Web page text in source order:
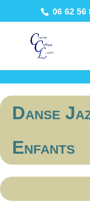
Warning: Constant
/htdocs/wp-config.php
06 62 56
Danse
Enfants